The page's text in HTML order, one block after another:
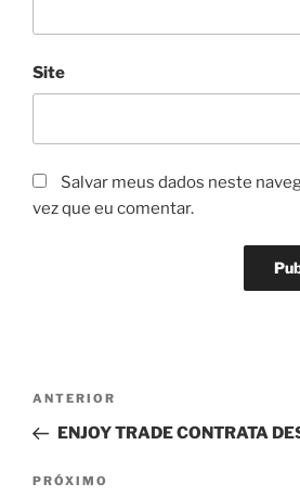
Site
Salvar meus dados neste
vez que eu comentar.
Navegação
Post
Post
anterior
ANTERIOR
ENJOY TRADE CONTRATA
Próximo
PRÓXIMO